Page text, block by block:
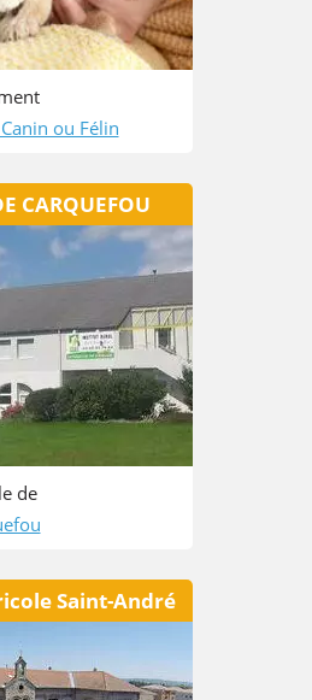
ou Félin
CARQUEFOU
de
Saint-André